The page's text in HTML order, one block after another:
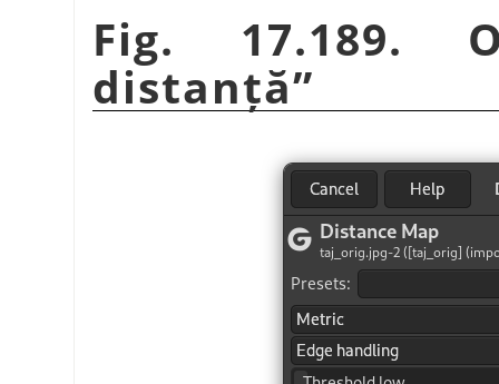
Fig. 17.189.
distanță”